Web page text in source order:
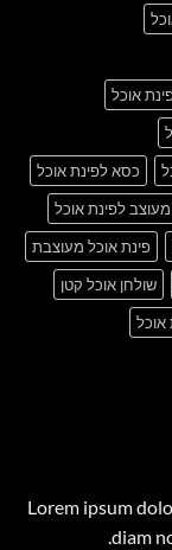
אוכל
כסא לפינת אוכל
לפינת אוכל
פינת אוכל מעוצבת
שולחן אוכל קטן
אוכל
Lorem ipsum
diam